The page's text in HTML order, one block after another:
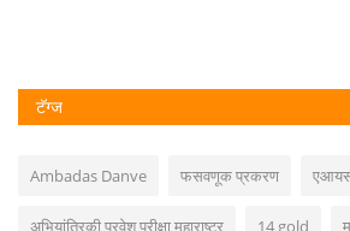
टॅग्ज
Ambadas Danve फसवणूक प्रकरण
अभियांत्रिकी प्रवेश परीक्षा महाराष्ट्र 14 gold